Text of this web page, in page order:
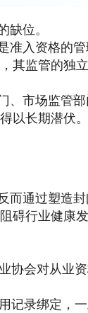
缺位。
准入资格的
其监管的独
、市场监管
以长期潜伏。
而通过塑造
碍行业健康
协会对从业资
记录绑定，一